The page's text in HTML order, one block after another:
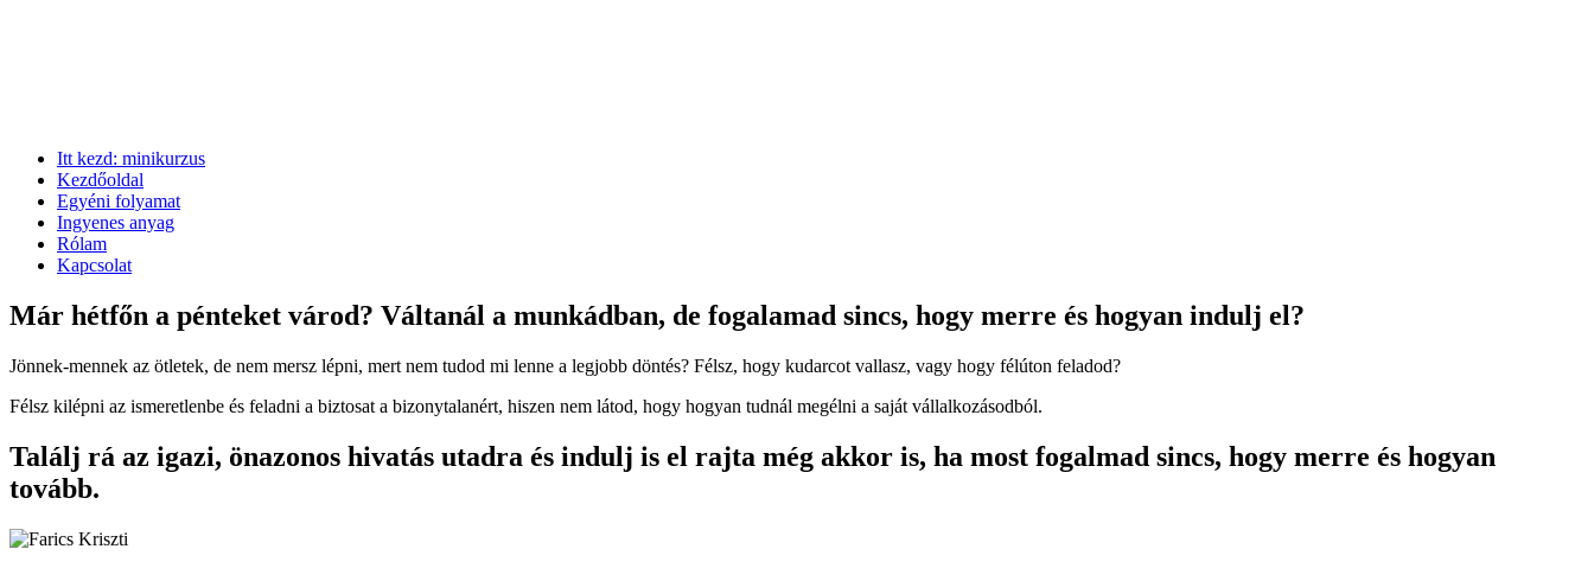
Itt kezd: minikurzus
Kezdőoldal
Egyéni folyamat
Ingyenes anyag
Rólam
Kapcsolat
Már hétfőn a pénteket várod? Váltanál a munkádban, de fogalamad sincs, hogy merre és hogyan indulj el?
Jönnek-mennek az ötletek, de nem mersz lépni, mert nem tudod mi lenne a legjobb döntés? Félsz, hogy kudarcot vallasz, vagy hogy félúton feladod?
Félsz kilépni az ismeretlenbe és feladni a biztosat a bizonytalanért, hiszen nem látod, hogy hogyan tudnál megélni a saját vállalkozásodból.
Találj rá az igazi, önazonos hivatás utadra és indulj is el rajta még akkor is, ha most fogalmad sincs, hogy merre és hogyan
tovább.